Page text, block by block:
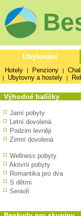
Ubytování
Hotely | Penziony |
| Ubytovny a hostely |
Výhodné balíčky
Jarní pobyty
Letní dovolená
Podzim levněji
Zimní dovolená
Wellness pobyty
Aktivní pobyty
Romantika pro dva
S dětmi
Senioři